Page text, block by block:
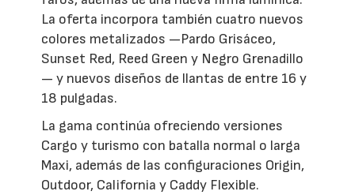
La oferta incorpora también cuatro nuevos
colores metalizados —Pardo Grisáceo,
Sunset Red, Reed Green y Negro Grenadillo
— y nuevos diseños de llantas de entre 16 y
18 pulgadas.
La gama continúa ofreciendo versiones
Cargo y turismo con batalla normal o larga
Maxi, además de las configuraciones Origin,
Outdoor, California y Caddy Flexible.